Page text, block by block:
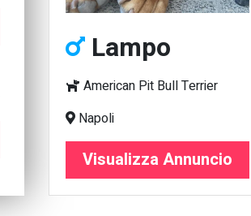
Lampo
American Pit Bull Terrier
Napoli
Visualizza Annuncio